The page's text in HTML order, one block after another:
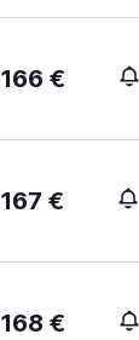
166 €
167 €
168 €